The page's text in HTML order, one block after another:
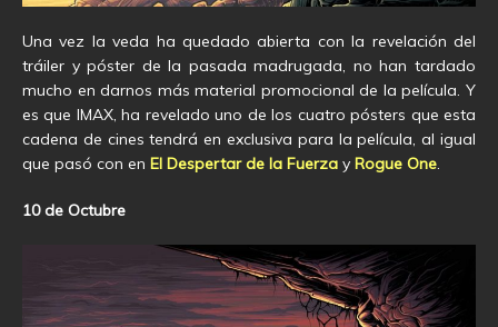
Una vez la veda ha quedado abierta con la revelación del
tráiler y póster de la pasada madrugada, no han tardado
mucho en darnos más material promocional de la película. Y
es que IMAX, ha revelado uno de los cuatro pósters que esta
cadena de cines tendrá en exclusiva para la película, al igual
que pasó con en El Despertar de la Fuerza y Rogue One.
10 de Octubre